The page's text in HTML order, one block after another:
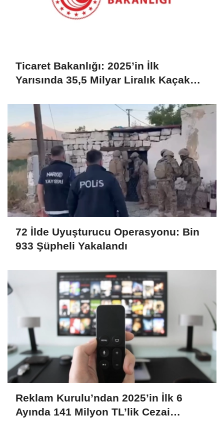
Ticaret Bakanlığı: 2025’in İlk
Yarısında 35,5 Milyar Liralık Kaçak
72 İlde Uyuşturucu Operasyonu: Bin
933 Şüpheli Yakalandı
Reklam Kurulu’ndan 2025’in İlk 6
Ayında 141 Milyon TL’lik Cezai